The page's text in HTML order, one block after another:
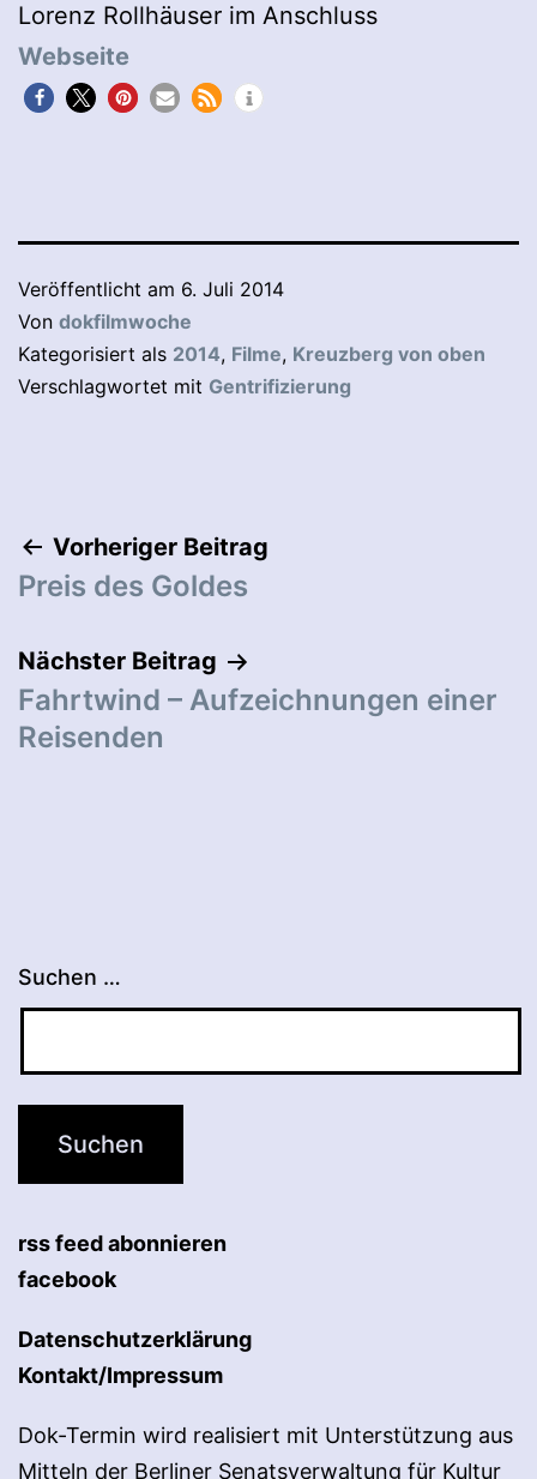
Lorenz Rollhäuser im Anschluss
Webseite
Veröffentlicht am 6. Juli 2014
Von dokfilmwoche
Kategorisiert als 2014, Filme, Kreuzberg von oben
Verschlagwortet mit Gentrifizierung
Beitragsnavigation
Vorheriger Beitrag
Preis des Goldes
Nächster Beitrag
Fahrtwind – Aufzeichnungen einer
Reisenden
Suchen …
rss feed abonnieren
facebook
Datenschutzerklärung
Kontakt/Impressum
Dok-Termin wird realisiert mit Unterstützung aus
Mitteln der Berliner Senatsverwaltung für Kultur